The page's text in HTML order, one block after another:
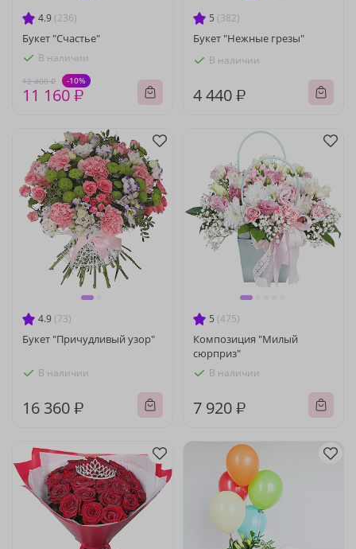
4.9 (236)
Букет "Счастье"
В наличии
12 400 ₽ -10%
11 160 ₽
5 (382)
Букет "Нежные грезы"
В наличии
4 440 ₽
4.9 (73)
Букет "Причудливый узор"
В наличии
16 360 ₽
5 (475)
Композиция "Милый
сюрприз"
В наличии
7 920 ₽